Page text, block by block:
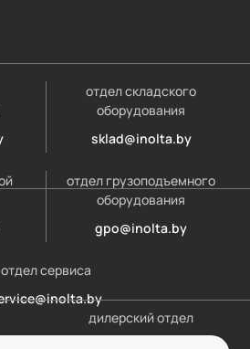
отдел складского
оборудования
sklad@inolta.by
отдел грузоподъемного
оборудования
gpo@inolta.by
отдел сервиса
дилерский отдел